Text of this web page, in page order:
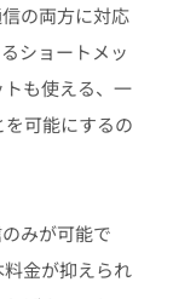
の両方に対応
ショートメッ
も使える、一
可能にするの
みが可能で
金が抑えられ